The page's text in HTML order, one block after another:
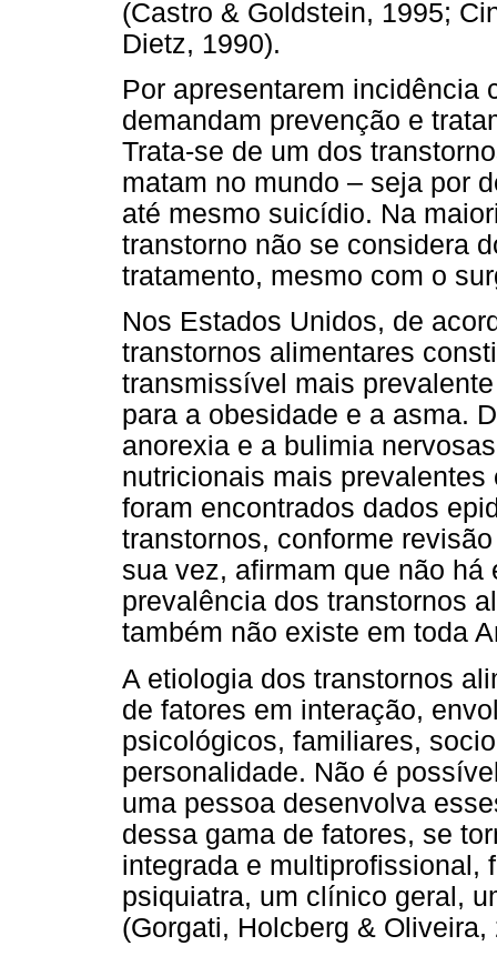
(Castro & Goldstein, 1995;
Dietz, 1990).
Por apresentarem incidência
demandam prevenção e
Trata-se de um dos
matam no mundo – seja por
até mesmo suicídio. Na
transtorno não se considera
tratamento, mesmo com o
Nos Estados Unidos, de
transtornos alimentares
transmissível mais
para a obesidade e a asma.
anorexia e a bulimia
nutricionais mais
foram encontrados dados
transtornos, conforme
sua vez, afirmam que não
prevalência dos transtornos
também não existe em toda
A etiologia dos transtornos
de fatores em interação,
psicológicos, familiares,
personalidade. Não é
uma pessoa desenvolva
dessa gama de fatores, se
integrada e multiprofissional,
psiquiatra, um clínico geral,
(Gorgati, Holcberg & Oliveira,